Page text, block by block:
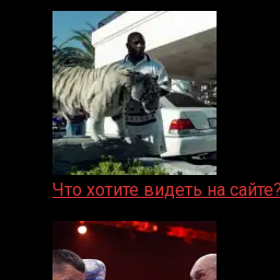
Что хотите видеть на сайте?